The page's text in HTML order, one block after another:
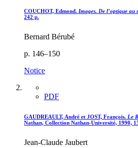
COUCHOT, Edmond. Images. De l’optique au
242 p.
Bernard Bérubé
p. 146–150
Notice
PDF
GAUDREAULT, André et JOST, François. Le
Nathan, Collection Nathan-Université, 1990,
Jean-Claude Jaubert